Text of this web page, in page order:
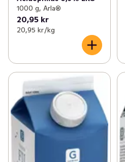
1000 g, Arla®
20,95 kr
20,95 kr /kg